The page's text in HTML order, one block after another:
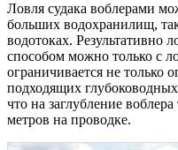
Ловля судака воблерами
больших водохранилищ,
водотоках. Результативно
способом можно только с
ограничивается не только
подходящих
что на заглубление воблера
метров на проводке.